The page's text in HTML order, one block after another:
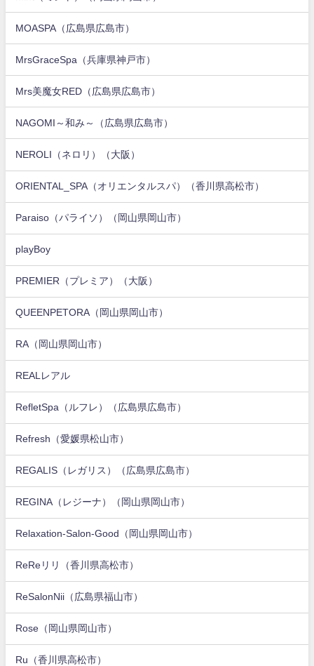
MOASPA（広島県広島市）
MrsGraceSpa（兵庫県神戸市）
Mrs美魔女RED（広島県広島市）
NAGOMI～和み～（広島県広島市）
NEROLI（ネロリ）（大阪）
ORIENTAL_SPA（オリエンタルスパ）（香川県高松市）
Paraiso（パライソ）（岡山県岡山市）
playBoy
PREMIER（プレミア）（大阪）
QUEENPETORA（岡山県岡山市）
RA（岡山県岡山市）
REALレアル
RefletSpa（ルフレ）（広島県広島市）
Refresh（愛媛県松山市）
REGALIS（レガリス）（広島県広島市）
REGINA（レジーナ）（岡山県岡山市）
Relaxation-Salon-Good（岡山県岡山市）
ReReリリ（香川県高松市）
ReSalonNii（広島県福山市）
Rose（岡山県岡山市）
Ru（香川県高松市）